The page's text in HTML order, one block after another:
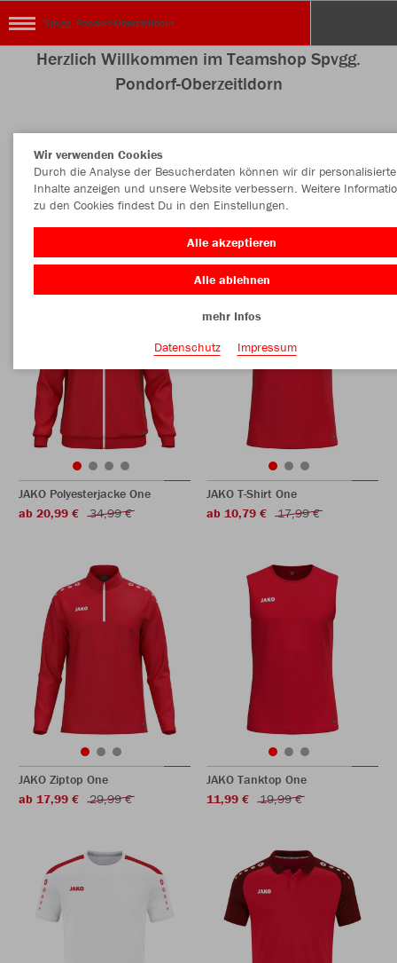
Spvgg. Pondorf-Oberzeitldorn
Herzlich Willkommen im Teamshop Spvgg.
Pondorf-Oberzeitldorn
Nachhaltig Farbe
JAKO Polyesterjacke One
ab 20,99 €
34,99 €
JAKO T-Shirt One
ab 10,79 €
17,99 €
JAKO Ziptop One
ab 17,99 €
29,99 €
JAKO Tanktop One
11,99 €
19,99 €
Wir verwenden Cookies
Durch die Analyse der Besucherdaten können wir dir personalisierte
Inhalte anzeigen und unsere Website verbessern. Weitere
zu den Cookies findest Du in den Einstellungen.
Alle akzeptieren
Alle ablehnen
mehr Infos
Datenschutz
Impressum